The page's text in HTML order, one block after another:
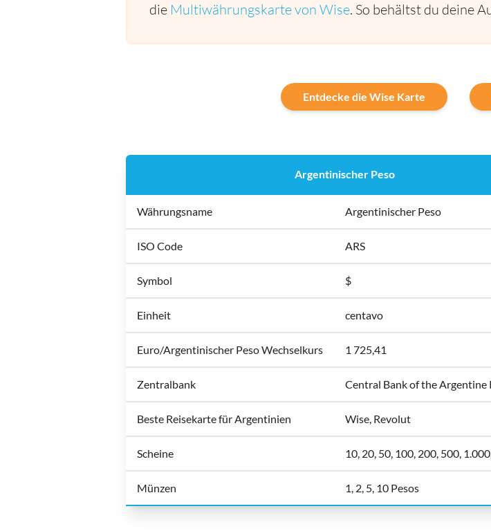
die Multiwährungskarte von Wise. So behältst du deine
Entdecke die Wise Karte
Argentinischer Peso
Währungsname Argentinischer Peso
ISO Code ARS
Symbol $
Einheit centavo
Euro/Argentinischer Peso Wechselkurs 1 725,41
Zentralbank Central Bank of the Argentine
Beste Reisekarte für Argentinien Wise, Revolut
Scheine 10, 20, 50, 100, 200, 500,
Münzen 1, 2, 5, 10 Pesos